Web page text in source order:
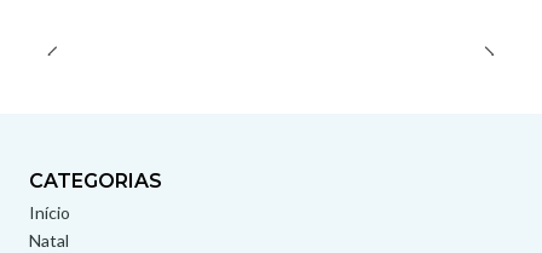
CATEGORIAS
Início
Natal